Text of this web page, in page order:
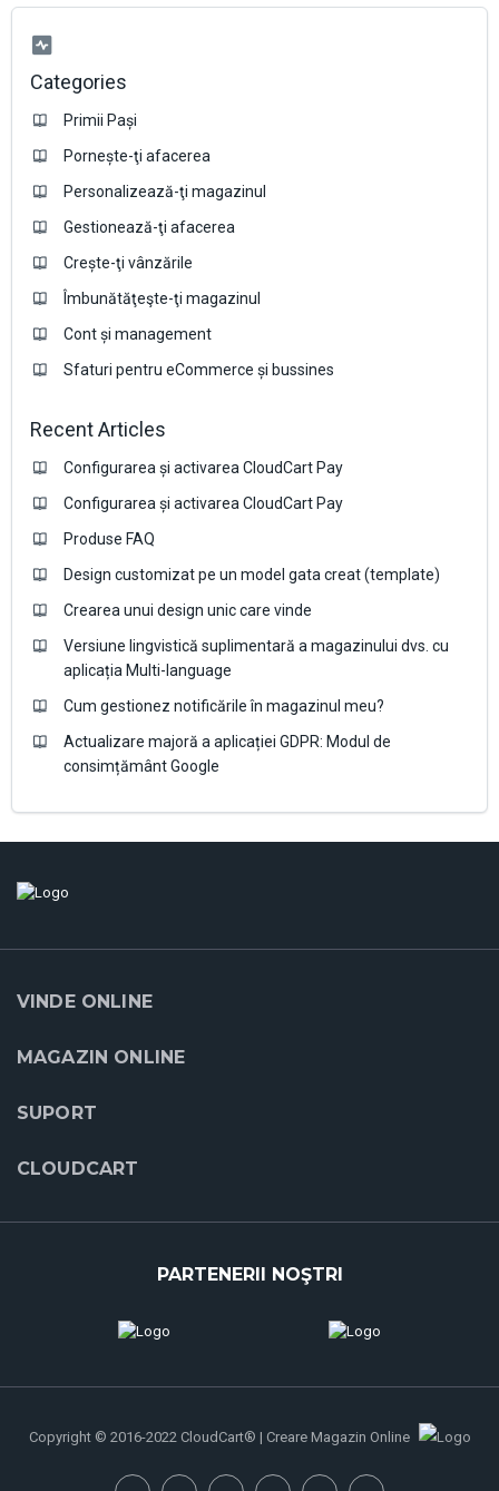
Categories
Primii Pași
Pornește-ţi afacerea
Personalizează-ţi magazinul
Gestionează-ţi afacerea
Crește-ţi vânzările
Îmbunătăţeşte-ţi magazinul
Cont și management
Sfaturi pentru eCommerce și bussines
Recent Articles
Configurarea și activarea CloudCart Pay
Configurarea și activarea CloudCart Pay
Produse FAQ
Design customizat pe un model gata creat (template)
Crearea unui design unic care vinde
Versiune lingvistică suplimentară a magazinului dvs. cu
aplicația Multi-language
Cum gestionez notificările în magazinul meu?
Actualizare majoră a aplicației GDPR: Modul de
consimțământ Google
VINDE ONLINE
MAGAZIN ONLINE
SUPORT
CLOUDCART
PARTENERII NOŞTRI
Copyright © 2016-2022 CloudCart® | Creare Magazin Online